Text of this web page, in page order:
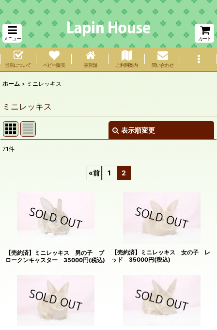
メニュー カート
当店について ベビー販売 実店舗 ご利用案内 問い合わせ
ホーム > ミニレッキス
ミニレッキス
表示順変更
71件
«前 1 2
【売約済】ミニレッキス 男の子 ブ
ロークンキャスター 35000円(税込)
【売約済】ミニレッキス 女の子 レ
ッド 35000円(税込)